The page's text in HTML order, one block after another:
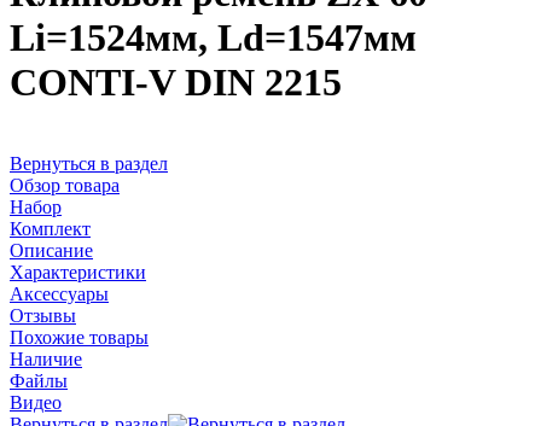
Li=1524мм, Ld=1547мм
CONTI-V DIN 2215
Вернуться в раздел
Обзор товара
Набор
Комплект
Описание
Характеристики
Аксессуары
Отзывы
Похожие товары
Наличие
Файлы
Видео